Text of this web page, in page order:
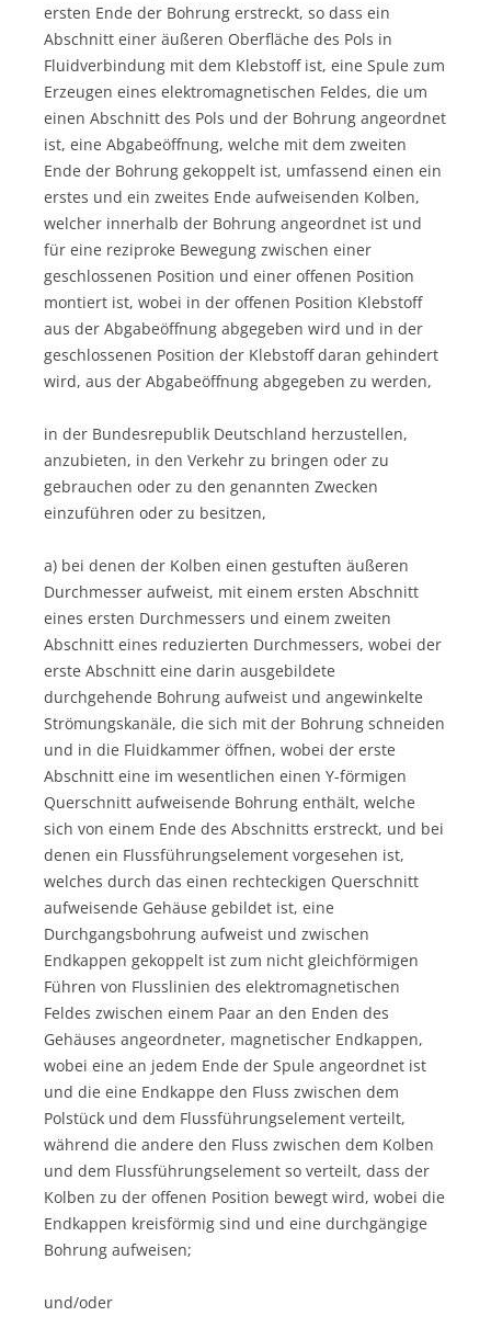
ersten Ende der Bohrung erstreckt, so dass ein
Abschnitt einer äußeren Oberfläche des Pols in
Fluidverbindung mit dem Klebstoff ist, eine Spule zum
Erzeugen eines elektromagnetischen Feldes, die um
einen Abschnitt des Pols und der Bohrung angeordnet
ist, eine Abgabeöffnung, welche mit dem zweiten
Ende der Bohrung gekoppelt ist, umfassend einen ein
erstes und ein zweites Ende aufweisenden Kolben,
welcher innerhalb der Bohrung angeordnet ist und
für eine reziproke Bewegung zwischen einer
geschlossenen Position und einer offenen Position
montiert ist, wobei in der offenen Position Klebstoff
aus der Abgabeöffnung abgegeben wird und in der
geschlossenen Position der Klebstoff daran gehindert
wird, aus der Abgabeöffnung abgegeben zu werden,
in der Bundesrepublik Deutschland herzustellen,
anzubieten, in den Verkehr zu bringen oder zu
gebrauchen oder zu den genannten Zwecken
einzuführen oder zu besitzen,
a) bei denen der Kolben einen gestuften äußeren
Durchmesser aufweist, mit einem ersten Abschnitt
eines ersten Durchmessers und einem zweiten
Abschnitt eines reduzierten Durchmessers, wobei der
erste Abschnitt eine darin ausgebildete
durchgehende Bohrung aufweist und angewinkelte
Strömungskanäle, die sich mit der Bohrung schneiden
und in die Fluidkammer öffnen, wobei der erste
Abschnitt eine im wesentlichen einen Y-förmigen
Querschnitt aufweisende Bohrung enthält, welche
sich von einem Ende des Abschnitts erstreckt, und bei
denen ein Flussführungselement vorgesehen ist,
welches durch das einen rechteckigen Querschnitt
aufweisende Gehäuse gebildet ist, eine
Durchgangsbohrung aufweist und zwischen
Endkappen gekoppelt ist zum nicht gleichförmigen
Führen von Flusslinien des elektromagnetischen
Feldes zwischen einem Paar an den Enden des
Gehäuses angeordneter, magnetischer Endkappen,
wobei eine an jedem Ende der Spule angeordnet ist
und die eine Endkappe den Fluss zwischen dem
Polstück und dem Flussführungselement verteilt,
während die andere den Fluss zwischen dem Kolben
und dem Flussführungselement so verteilt, dass der
Kolben zu der offenen Position bewegt wird, wobei die
Endkappen kreisförmig sind und eine durchgängige
Bohrung aufweisen;
und/oder